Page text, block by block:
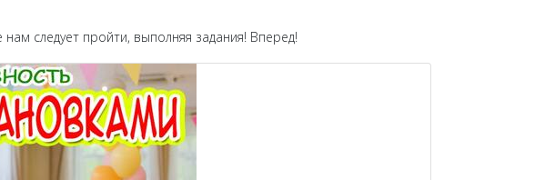
следует пройти, выполняя задания! Вперед!